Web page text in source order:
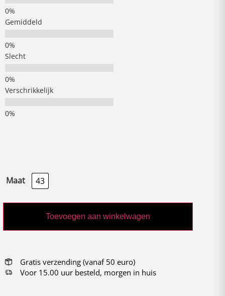
Gemiddeld
Slecht
Verschrikkelijk
Maat 43
Toevoegen aan winkelwagen
Gratis verzending (vanaf 50 euro)
Voor 15.00 uur besteld, morgen in huis